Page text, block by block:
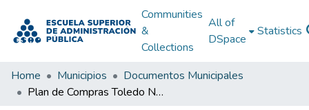
Communities
&
Collections
All of
DSpace
Statistics
Home Municipios
Documentos Municipales
Plan de Compras Toledo Norte de Santander 2012: PC Toledo Norte de Santander 2012